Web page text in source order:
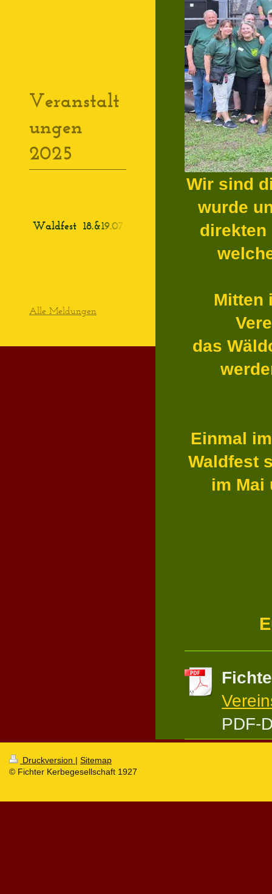
Wir sind
wurde
direkten
Mitten
das
Einmal
Waldfest
im Mai
PDF-
Veranstalt
ungen
2025
Waldfest 18.&19.07.2025
Alle Meldungen
Druckversion | Sitemap
© Fichter Kerbegesellschaft 1927